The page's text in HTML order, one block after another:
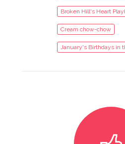
Broken Hill's Heart
Cream chow-chow
January's Birthdays in